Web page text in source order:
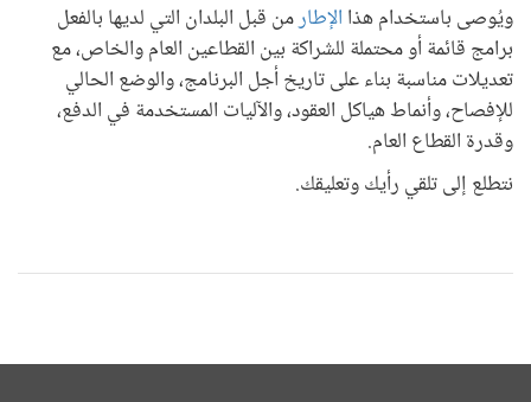
ويُوصى باستخدام هذا الإطارمن قبل البلدان التي لديها بالفعل
برامج قائمة أو محتملة للشراكة بين القطاعين العام والخاص، مع
تعديلات مناسبة بناء على تاريخ أجل البرنامج، والوضع الحالي
للإفصاح، وأنماط هياكل العقود، والآليات المستخدمة في الدفع،
وقدرة القطاع العام.
نتطلع إلى تلقي رأيك وتعليقك.